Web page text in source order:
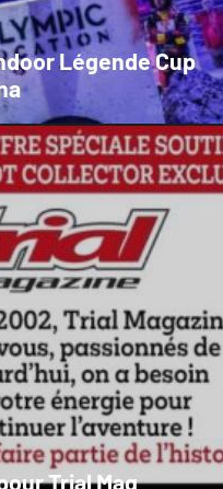
Légende Cup
Trial Mag